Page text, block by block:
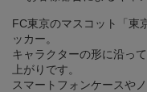
FC東京のマスコット「東
ッカー。
キャラクターの形に沿っ
上がりです。
スマートフォンケースや